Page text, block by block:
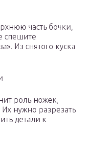
часть бочки,
спешите
Из снятого куска
роль ножек,
нужно разрезать
детали к